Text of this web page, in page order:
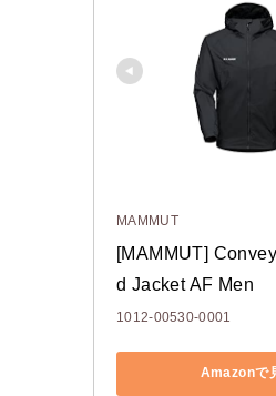
MAMMUT
[MAMMUT]
d Jacket AF Men
1012-00530-0001
Amazonで